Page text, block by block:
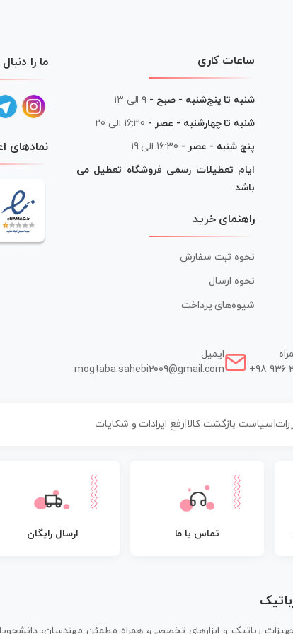
ساعات کاری
شنبه تا پنج‌شنبه - صبح - ۹ الی ۱۳
شنبه تا چهارشنبه - عصر - 16:30 الی 20
پنج شنبه - عصر - 16:30 الی 19
ایام تعطیلات رسمی فروشگاه تعطیل می
باشد
راهنمای خرید
نحوه ثبت سفارش
نحوه ارسال
شیوه‌های پرداخت
ما را
نمادهای
+98 936
ایمیل
mogtaba.sahebi2009@gmail.com
سیاست بازگشت کالا رفع ایرادات و شکایات
تماس با ما ارسال رایگان
رباتیک و ابزارهای تخصصی، همراه مطمئن مهندسان،